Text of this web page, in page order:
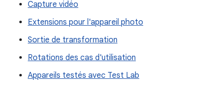
Capture vidéo
Extensions pour l'appareil photo
Sortie de transformation
Rotations des cas d'utilisation
Appareils testés avec Test Lab